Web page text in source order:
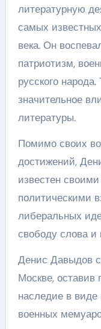
литературную
самых
века. Он
патриотизм,
русского
значительное
литературы.
Помимо своих
достижений,
известен
политическими
либеральных
свободу слова и
Денис Давыдов
Москве, оставив
наследие в виде
военных